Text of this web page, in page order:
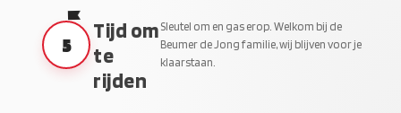
5
Tijd om
te
rijden
Sleutel om en gas erop. Welkom bij de
Beumer de Jong familie, wij blijven voor je
klaarstaan.